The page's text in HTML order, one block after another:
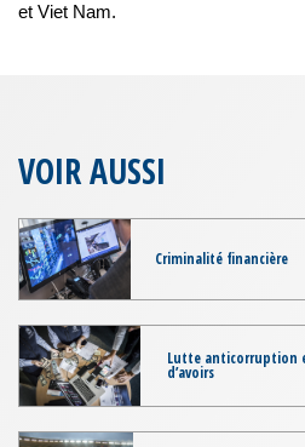
et Viet Nam.
VOIR AUSSI
Criminalité financière
Lutte anticorruption
d’avoirs